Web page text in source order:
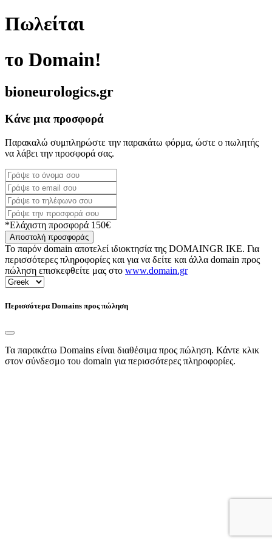
Πωλείται
το Domain!
bioneurologics.gr
Κάνε μια προσφορά
Παρακαλώ συμπληρώστε την παρακάτω φόρμα, ώστε ο πωλητής
να λάβει την προσφορά σας.
*Ελάχιστη προσφορά 150€
Αποστολή προσφοράς
Το παρόν domain αποτελεί ιδιοκτησία της DOMAINGR ΙΚΕ. Για
περισσότερες πληροφορίες και για να δείτε και άλλα domain προς
πώληση επισκεφθείτε μας στο www.domain.gr
Περισσότερα Domains προς πώληση
Τα παρακάτω Domains είναι διαθέσιμα προς πώληση. Κάντε κλικ
στον σύνδεσμο του domain για περισσότερες πληροφορίες.